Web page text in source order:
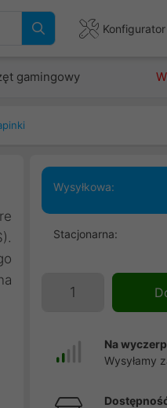
Konfigurator
gamingowy
Wysyłkowa:
Stacjonarna:
Na
Wysyłamy